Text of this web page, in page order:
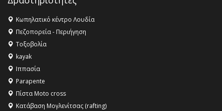
Κωπηλατικό κέντρο Λουδία
Πεζοπορεία - Περιήγηση
Τοξοβολία
kayak
Ιππασία
Parapente
Πίστα Moto cross
Κατάβαση Μογλενίτσας (rafting)